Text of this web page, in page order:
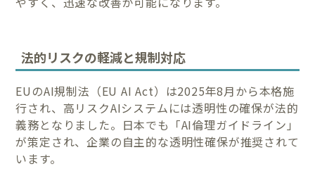
法的リスクの軽減と規制対応
EUのAI規制法（EU AI Act）は2025年8月から本格施
行され、高リスクAIシステムには透明性の確保が法的
義務となりました。日本でも「AI倫理ガイドライン」
が策定され、企業の自主的な透明性確保が推奨されて
います。